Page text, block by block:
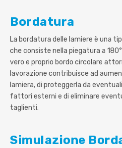
Bordatura
La bordatura delle lamiere è una
che consiste nella piegatura a
vero e proprio bordo circolare
lavorazione contribuisce ad
lamiera, di proteggerla da
fattori esterni e di eliminare
taglienti.
Simulazione